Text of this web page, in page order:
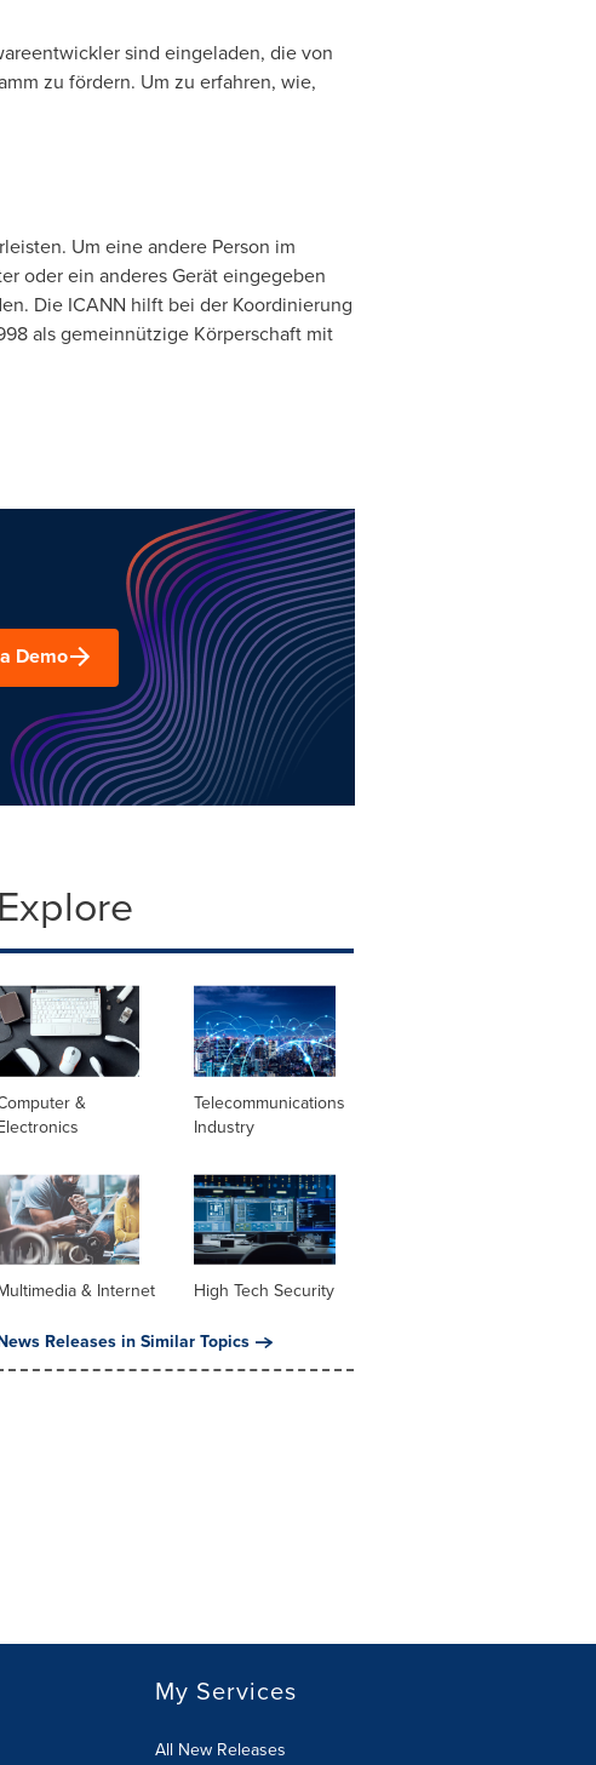
sind eingeladen, die von
zu fördern. Um zu erfahren, wie,
Um eine andere Person im
oder ein anderes Gerät eingegeben
Die ICANN hilft bei der Koordinierung
als gemeinnützige Körperschaft mit
Demo
Explore
&
Telecommunications
Industry
& Internet
High Tech Security
Releases in Similar Topics
My Services
All New Releases